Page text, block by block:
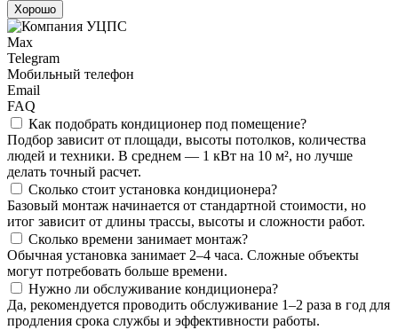
Хорошо
Max
Telegram
Мобильный телефон
Email
FAQ
Как подобрать кондиционер под помещение?
Подбор зависит от площади, высоты потолков, количества
людей и техники. В среднем — 1 кВт на 10 м², но лучше
делать точный расчет.
Сколько стоит установка кондиционера?
Базовый монтаж начинается от стандартной стоимости, но
итог зависит от длины трассы, высоты и сложности работ.
Сколько времени занимает монтаж?
Обычная установка занимает 2–4 часа. Сложные объекты
могут потребовать больше времени.
Нужно ли обслуживание кондиционера?
Да, рекомендуется проводить обслуживание 1–2 раза в год для
продления срока службы и эффективности работы.